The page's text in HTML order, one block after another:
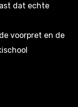
dat echte
voorpret en de